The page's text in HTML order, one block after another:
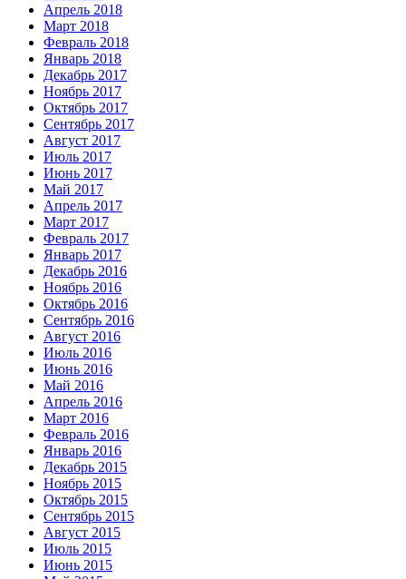
Апрель 2018
Март 2018
Февраль 2018
Январь 2018
Декабрь 2017
Ноябрь 2017
Октябрь 2017
Сентябрь 2017
Август 2017
Июль 2017
Июнь 2017
Май 2017
Апрель 2017
Март 2017
Февраль 2017
Январь 2017
Декабрь 2016
Ноябрь 2016
Октябрь 2016
Сентябрь 2016
Август 2016
Июль 2016
Июнь 2016
Май 2016
Апрель 2016
Март 2016
Февраль 2016
Январь 2016
Декабрь 2015
Ноябрь 2015
Октябрь 2015
Сентябрь 2015
Август 2015
Июль 2015
Июнь 2015